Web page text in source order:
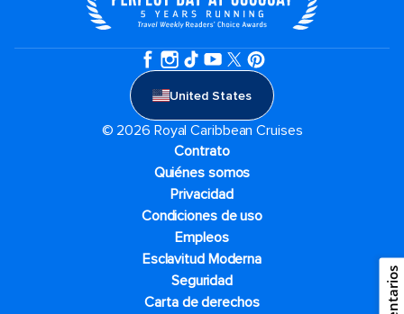
United States
© 2026 Royal Caribbean Cruises
Contrato
Quiénes somos
Privacidad
Condiciones de uso
Empleos
Esclavitud Moderna
Seguridad
Carta de derechos